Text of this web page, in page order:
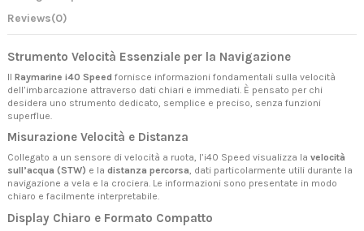
Reviews(0)
Strumento Velocità Essenziale per la Navigazione
Il Raymarine i40 Speed fornisce informazioni fondamentali sulla velocità
dell’imbarcazione attraverso dati chiari e immediati. È pensato per chi
desidera uno strumento dedicato, semplice e preciso, senza funzioni
superflue.
Misurazione Velocità e Distanza
Collegato a un sensore di velocità a ruota, l’i40 Speed visualizza la velocità
sull’acqua (STW) e la distanza percorsa, dati particolarmente utili durante la
navigazione a vela e la crociera. Le informazioni sono presentate in modo
chiaro e facilmente interpretabile.
Display Chiaro e Formato Compatto